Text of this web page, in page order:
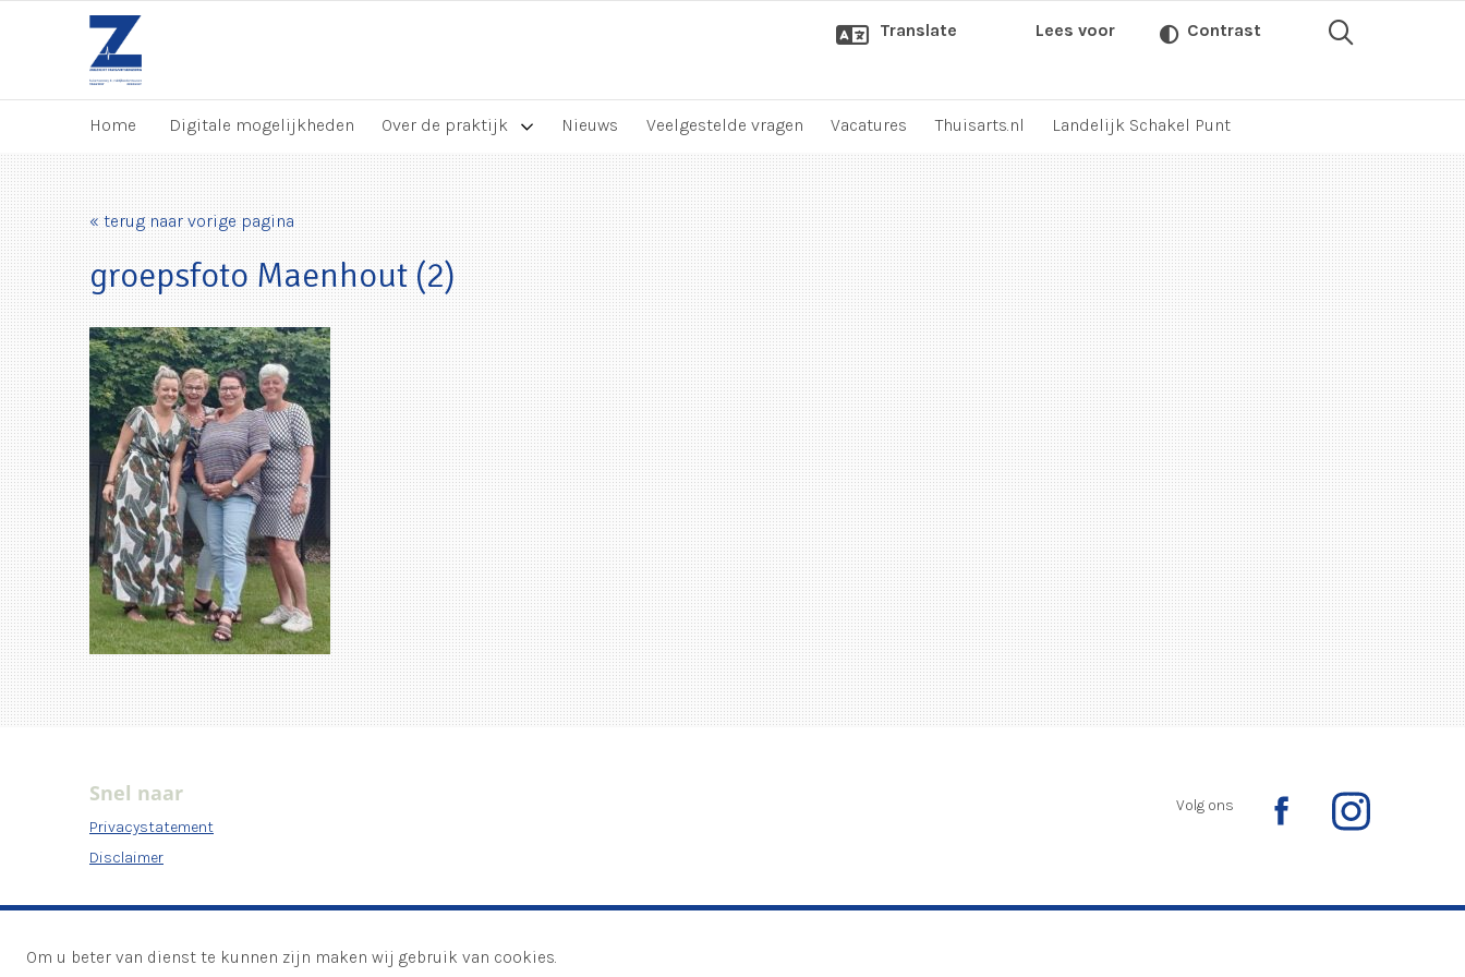
Translate Lees voor Contrast
Home Digitale mogelijkheden Over de praktijk Nieuws Veelgestelde vragen Vacatures Thuisarts.nl Landelijk Schakel Punt
« terug naar vorige pagina
groepsfoto Maenhout (2)
Snel naar
Privacystatement
Disclaimer
Volg ons
Om u beter van dienst te kunnen zijn maken wij gebruik van cookies.